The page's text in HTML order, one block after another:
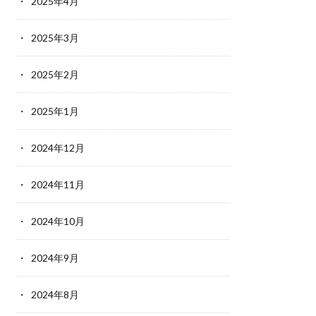
2025年3月
2025年2月
2025年1月
2024年12月
2024年11月
2024年10月
2024年9月
2024年8月